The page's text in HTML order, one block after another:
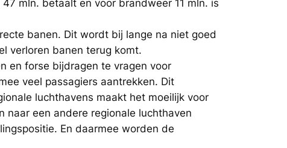
mln. betaalt en voor brandweer 11 mln. is
banen. Dit wordt bij lange na niet goed
verloren banen terug komt.
en forse bijdragen te vragen voor
veel passagiers aantrekken. Dit
luchthavens maakt het moeilijk voor
naar een andere regionale luchthaven
En daarmee worden de